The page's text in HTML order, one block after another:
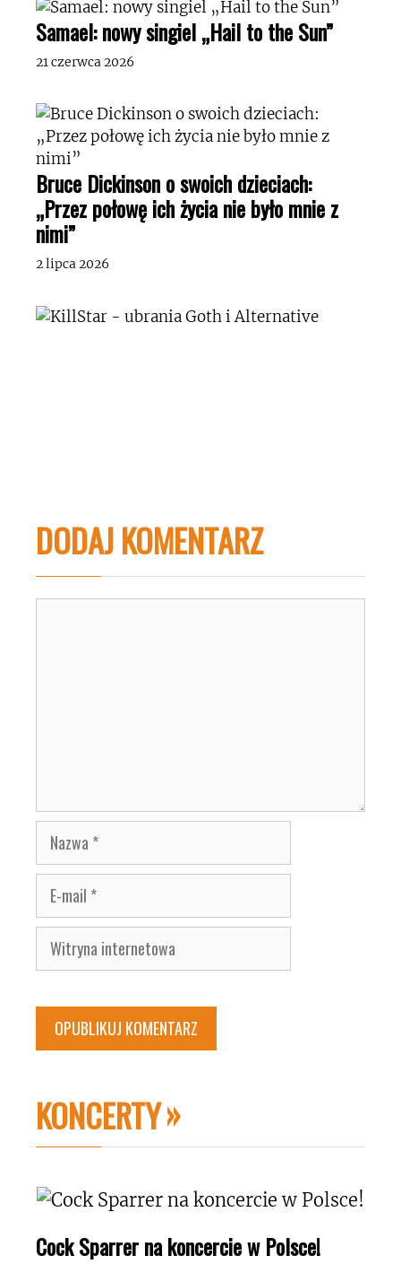
Samael: nowy singiel „Hail to the Sun”
21 czerwca 2026
Bruce Dickinson o swoich dzieciach:
„Przez połowę ich życia nie było mnie z
nimi”
2 lipca 2026
DODAJ KOMENTARZ
Nazwa
E-
mail
Witryna
internetowa
KONCERTY
Cock Sparrer na koncercie w Polsce!